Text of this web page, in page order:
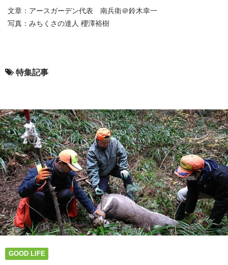
文章：アースガーデン代表 南兵衛＠鈴木幸一
写真：みちくさの達人 櫻澤裕樹
特集記事
GOOD LIFE